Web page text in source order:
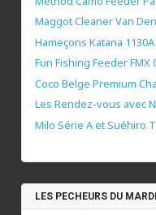
LES PECHEURS DU MARDI
Maggot Cleaner Van
Hameçons Katana
Fun Fishing Feeder FMX
Coco Belge Premium
Les Rendez-vous avec
Milo Série A et Suéhiro